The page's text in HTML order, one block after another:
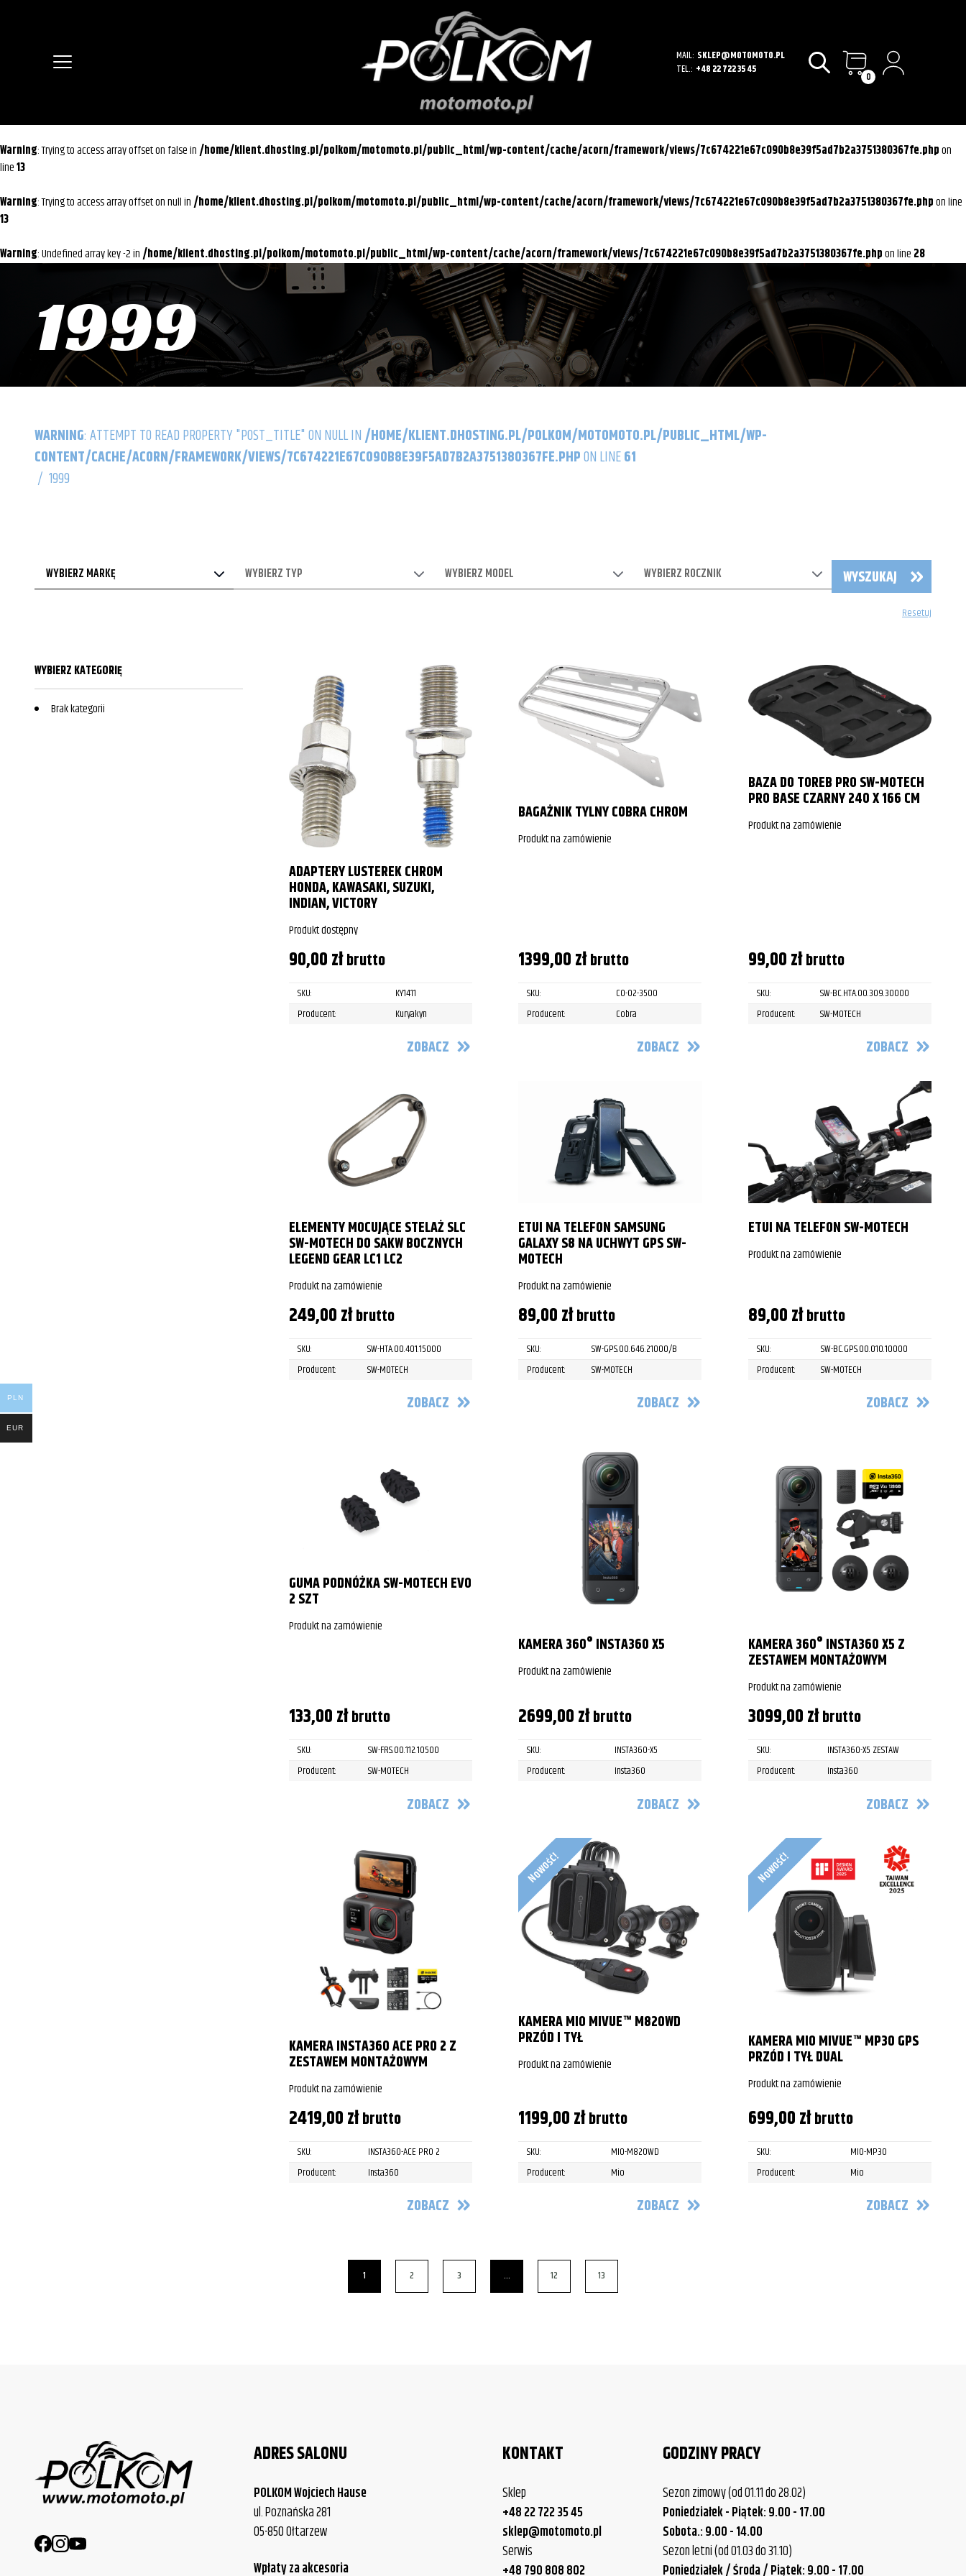
MAIL: SKLEP@MOTOMOTO.PL
TEL.: +48 22 722 35 45 0
Warning : Trying to access array offset on false in/home/klient.dhosting.pl/polkom/motomoto.pl/public_html/wp-content/cache/acorn/framework/views/7c674221e67c090b8e39f5ad7b2a3751380367fe.phpon
line13
Warning : Trying to access array offset on null in/home/klient.dhosting.pl/polkom/motomoto.pl/public_html/wp-content/cache/acorn/framework/views/7c674221e67c090b8e39f5ad7b2a3751380367fe.phpon line
13
Warning : Undefined array key -2 in/home/klient.dhosting.pl/polkom/motomoto.pl/public_html/wp-content/cache/acorn/framework/views/7c674221e67c090b8e39f5ad7b2a3751380367fe.phpon line 28
1999
WARNING : ATTEMPT TO READ PROPERTY "POST_TITLE" ON NULL IN/HOME/KLIENT.DHOSTING.PL/POLKOM/MOTOMOTO.PL/PUBLIC_HTML/WP-
CONTENT/CACHE/ACORN/FRAMEWORK/VIEWS/7C674221E67C090B8E39F5AD7B2A3751380367FE.PHPON LINE61
/ 1999
WYBIERZ MARKĘ WYBIERZ TYP WYBIERZ MODEL WYBIERZ ROCZNIK WYSZUKAJ
Resetuj
WYBIERZ KATEGORIĘ
Brak kategorii
ADAPTERY LUSTEREK CHROM
HONDA, KAWASAKI, SUZUKI,
INDIAN, VICTORY
Produkt dostępny
90,00złbrutto
SKU:
KY1411
Producent:
Kuryakyn
ZOBACZ
BAGAŻNIK TYLNY COBRA CHROM
Produkt na zamówienie
1399,00złbrutto
SKU:
CO-02-3500
Producent:
Cobra
ZOBACZ
BAZA DO TOREB PRO SW-MOTECH
PRO BASE CZARNY 240 X 166 CM
Produkt na zamówienie
99,00złbrutto
SKU:
SW-BC.HTA.00.309.30000
Producent:
SW-MOTECH
ZOBACZ
ELEMENTY MOCUJĄCE STELAŻ SLC
SW-MOTECH DO SAKW BOCZNYCH
LEGEND GEAR LC1 LC2
Produkt na zamówienie
249,00złbrutto
SKU:
SW-HTA.00.401.15000
Producent:
SW-MOTECH
ZOBACZ
ETUI NA TELEFON SAMSUNG
GALAXY S8 NA UCHWYT GPS SW-
MOTECH
Produkt na zamówienie
89,00złbrutto
SKU:
SW-GPS.00.646.21000/B
Producent:
SW-MOTECH
ZOBACZ
ETUI NA TELEFON SW-MOTECH
Produkt na zamówienie
89,00złbrutto
SKU:
SW-BC.GPS.00.010.10000
Producent:
SW-MOTECH
ZOBACZ
GUMA PODNÓŻKA SW-MOTECH EVO
2 SZT
Produkt na zamówienie
133,00złbrutto
SKU:
SW-FRS.00.112.10500
Producent:
SW-MOTECH
ZOBACZ
KAMERA 360° INSTA360 X5
Produkt na zamówienie
2699,00złbrutto
SKU:
INSTA360-X5
Producent:
Insta360
ZOBACZ
KAMERA 360° INSTA360 X5 Z
ZESTAWEM MONTAŻOWYM
Produkt na zamówienie
3099,00złbrutto
SKU:
INSTA360-X5 ZESTAW
Producent:
Insta360
ZOBACZ
KAMERA INSTA360 ACE PRO 2 Z
ZESTAWEM MONTAŻOWYM
Produkt na zamówienie
2419,00złbrutto
SKU:
INSTA360-ACE PRO 2
Producent:
Insta360
ZOBACZ
Nowość!
KAMERA MIO MIVUE™ M820WD
PRZÓD I TYŁ
Produkt na zamówienie
1199,00złbrutto
SKU:
MIO-M820WD
Producent:
Mio
ZOBACZ
Nowość!
KAMERA MIO MIVUE™ MP30 GPS
PRZÓD I TYŁ DUAL
Produkt na zamówienie
699,00złbrutto
SKU:
MIO-MP30
Producent:
Mio
ZOBACZ
1 2 3 … 12 13
ADRES SALONU
POLKOM Wojciech Hause
ul. Poznańska 281
05-850 Ołtarzew
Wpłaty za akcesoria
KONTAKT
Sklep
+48 22 722 35 45
sklep@motomoto.pl
Serwis
+48 790 808 802
GODZINY PRACY
Sezon zimowy (od 01.11 do 28.02)
Poniedziałek - Piątek: 9.00 - 17.00
Sobota.: 9.00 - 14.00
Sezon letni (od 01.03 do 31.10)
Poniedziałek / Środa / Piątek: 9.00 - 17.00
PLN
EUR